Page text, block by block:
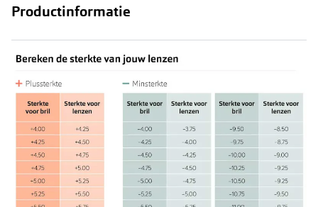
Productinformatie